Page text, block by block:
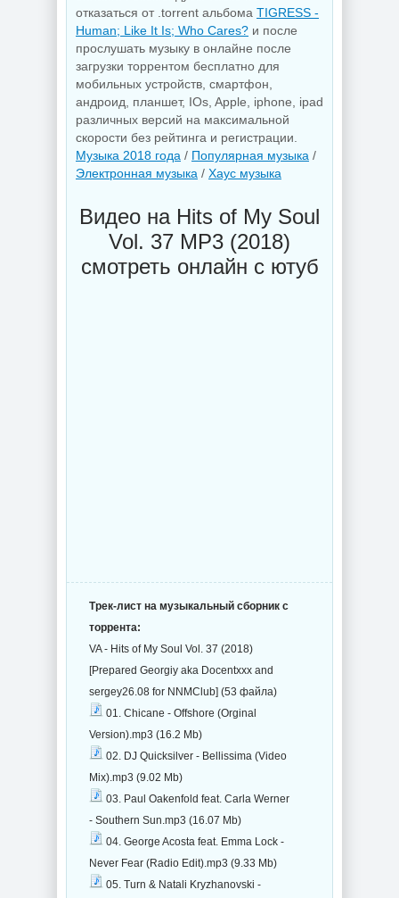
отказаться от .torrent альбома TIGRESS -
Human; Like It Is; Who Cares? и после
прослушать музыку в онлайне после
загрузки торрентом бесплатно для
мобильных устройств, смартфон,
андроид, планшет, IOs, Apple, iphone, ipad
различных версий на максимальной
скорости без рейтинга и регистрации.
Музыка 2018 года / Популярная музыка /
Электронная музыка / Хаус музыка
Видео на Hits of My Soul
Vol. 37 MP3 (2018)
смотреть онлайн с ютуб
Трек-лист на музыкальный сборник с
торрента:
VA - Hits of My Soul Vol. 37 (2018)
[Prepared Georgiy aka Docentxxx and
sergey26.08 for NNMClub] (53 файла)
01. Chicane - Offshore (Orginal
Version).mp3 (16.2 Mb)
02. DJ Quicksilver - Bellissima (Video
Mix).mp3 (9.02 Mb)
03. Paul Oakenfold feat. Carla Werner
- Southern Sun.mp3 (16.07 Mb)
04. George Acosta feat. Emma Lock -
Never Fear (Radio Edit).mp3 (9.33 Mb)
05. Turn & Natali Kryzhanovski -